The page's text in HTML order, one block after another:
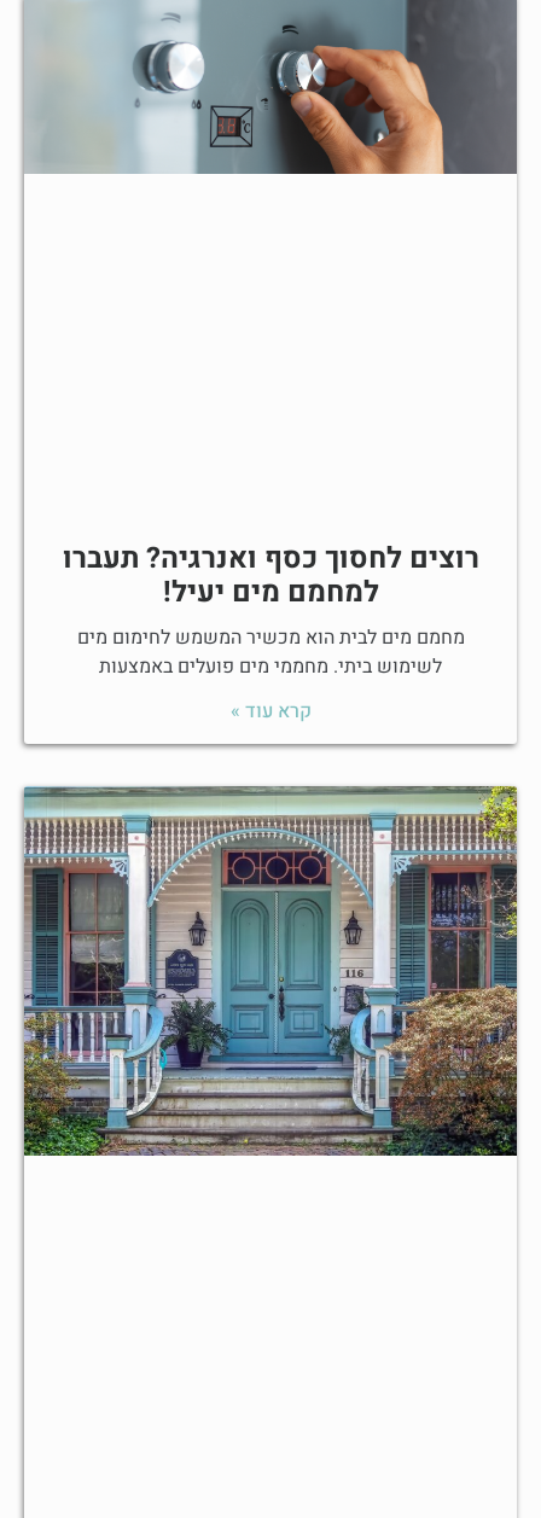
רוצים לחסוך כסף ואנרגיה? תעברו
למחמם מים יעיל!
מחמם מים לבית הוא מכשיר המשמש לחימום מים
לשימוש ביתי. מחממי מים פועלים באמצעות
קרא עוד »